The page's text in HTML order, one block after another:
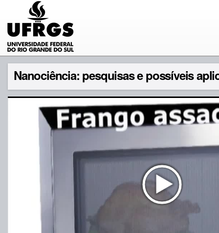
Nanociência: pesquisas e possíveis